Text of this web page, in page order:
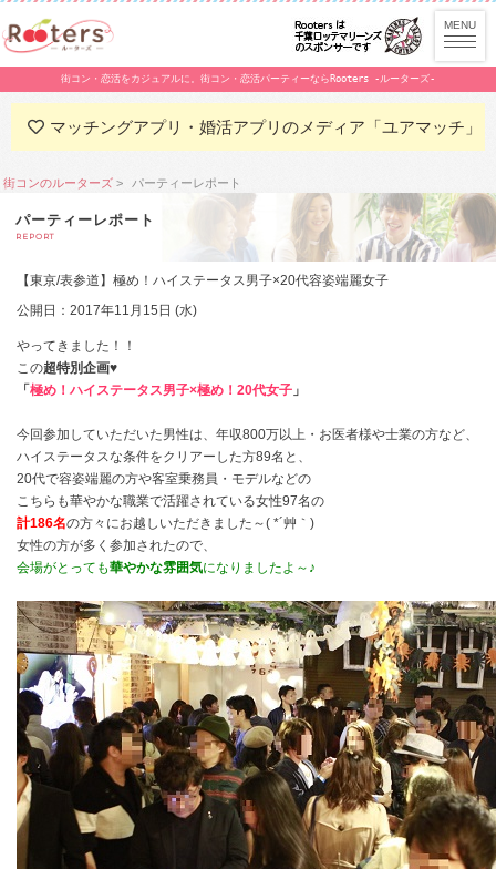
街コン・恋活をカジュアルに。街コン・恋活パーティーならRooters -ルーターズ-
マッチングアプリ・婚活アプリのメディア「ユアマッチ」
街コンのルーターズ パーティーレポート
パーティーレポート
REPORT
【東京/表参道】極め！ハイステータス男子×20代容姿端麗女子
公開日：2017年11月15日 (水)
やってきました！！
この超特別企画♥
「 極め！ハイステータス男子×極め！20代女子 」
今回参加していただいた男性は、年収800万以上・お医者様や士業の方など、
ハイステータスな条件をクリアーした方89名と、
20代で容姿端麗の方や客室乗務員・モデルなどの
こちらも華やかな職業で活躍されている女性97名の
計186名の方々にお越しいただきました～( *´艸｀)
女性の方が多く参加されたので、
会場がとっても華やかな雰囲気になりましたよ～♪